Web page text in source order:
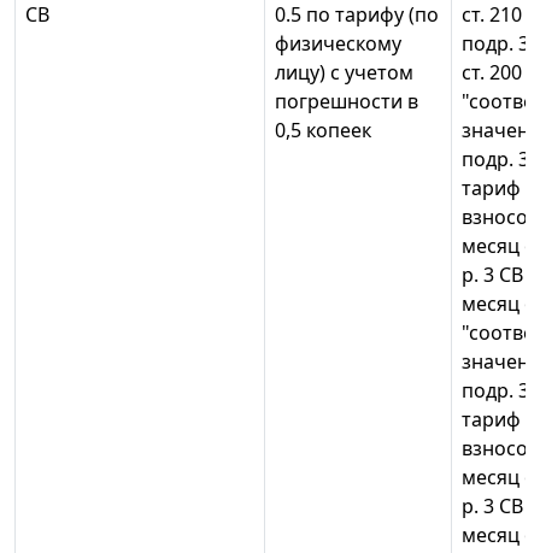
СВ
0.5 по тарифу (по
физическому
лицу) с учетом
погрешности в
0,5 копеек
ст. 210
подр.
ст. 200
подр.
тариф
месяц
р. 3 СВ
месяц
подр.
тариф
месяц
р. 3 СВ
месяц